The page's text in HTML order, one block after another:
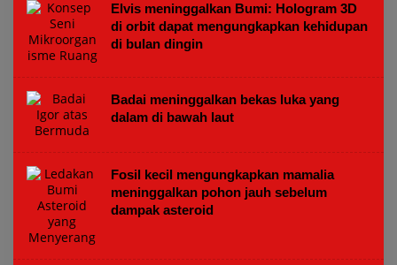
Elvis meninggalkan Bumi: Hologram 3D
di orbit dapat mengungkapkan kehidupan
di bulan dingin
Badai meninggalkan bekas luka yang
dalam di bawah laut
Fosil kecil mengungkapkan mamalia
meninggalkan pohon jauh sebelum
dampak asteroid